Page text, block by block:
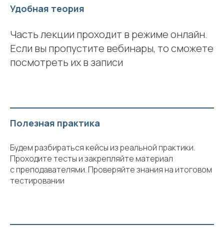
Удобная теория
Часть лекции проходит в режиме онлайн.
Если вы пропустите вебинары, то сможете
посмотреть их в записи
Полезная практика
Будем разбираться кейсы из реальной практики.
Проходите тесты и закрепляйте материал
с преподавателями. Проверяйте знания на итоговом
тестировании